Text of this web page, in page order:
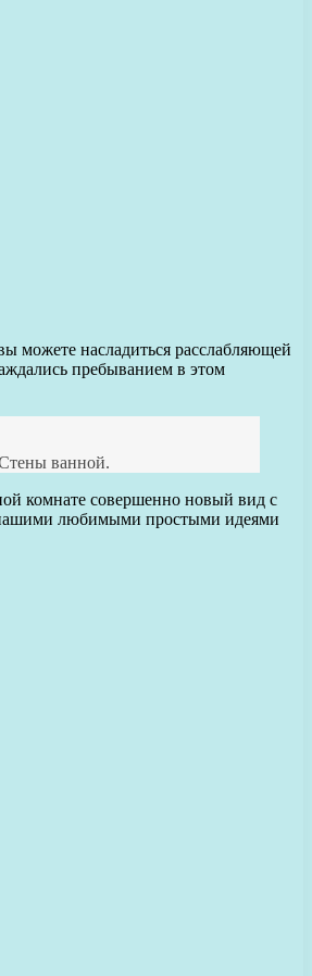
можете насладиться расслабляющей
пребыванием в этом
ванной.
комнате совершенно новый вид с
нашими любимыми простыми идеями